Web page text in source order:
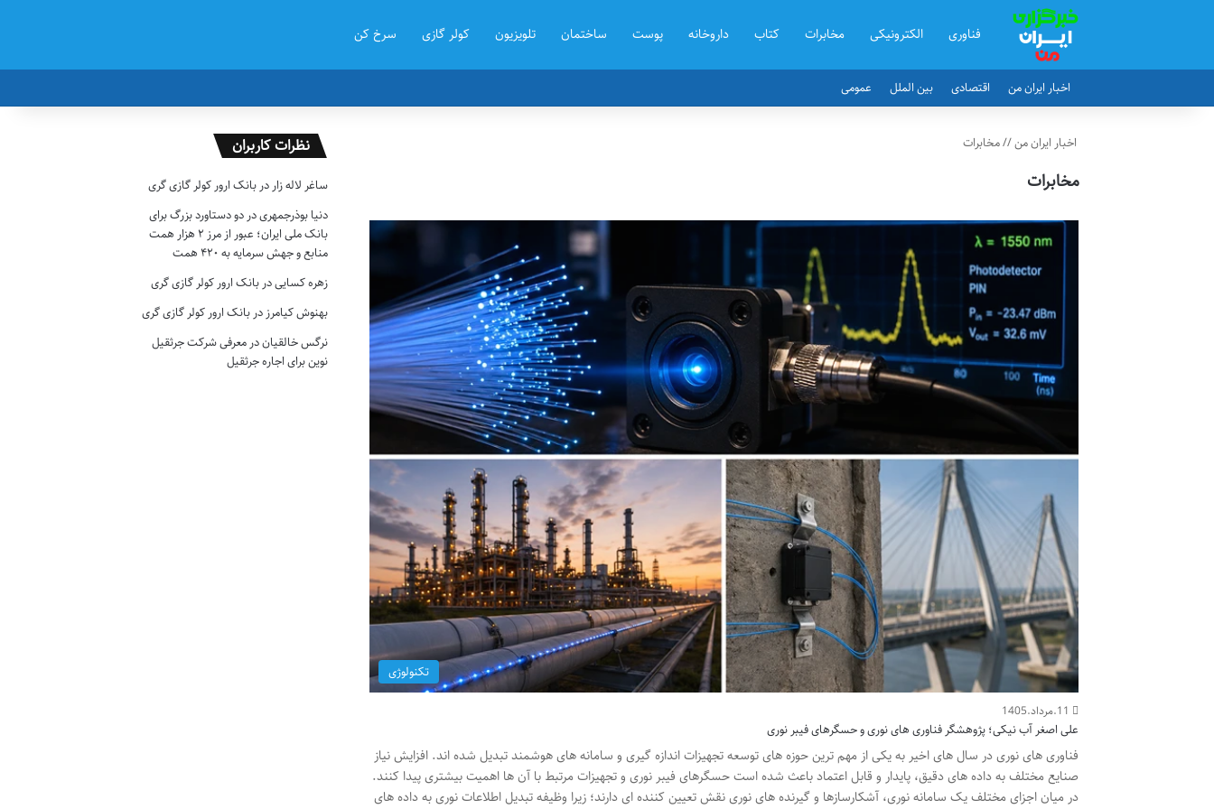
فناوری الکترونیکی مخابرات کتاب داروخانه پوست ساختمان تلویزیون کولر گازی سرخ کن
اخبار ایران من اقتصادی بین الملل عمومی
اخبار ایران من//مخابرات
مخابرات
تکنولوژی
11.مرداد.1405
علی اصغر آب نیکی؛ پژوهشگر فناوری های نوری و حسگرهای فیبر نوری
فناوری های نوری در سال های اخیر به یکی از مهم ترین حوزه های توسعه تجهیزات اندازه گیری و سامانه های هوشمند تبدیل شده اند. افزایش نیاز
صنایع مختلف به داده های دقیق، پایدار و قابل اعتماد باعث شده است حسگرهای فیبر نوری و تجهیزات مرتبط با آن ها اهمیت بیشتری پیدا کنند.
در میان اجزای مختلف یک سامانه نوری، آشکارسازها و گیرنده های نوری نقش تعیین کننده ای دارند؛ زیرا وظیفه تبدیل اطلاعات نوری به داده های
نظرات کاربران
ساغر لاله زار در بانک ارور کولر گازی گری
دنیا بوذرجمهریدر دو دستاورد بزرگ برای
بانک ملی ایران؛ عبور از مرز ۲ هزار همت
منابع و جهش سرمایه به ۴۲۰ همت
زهره کساییدر بانک ارور کولر گازی گری
بهنوش کیامرز در بانک ارور کولر گازی گری
نرگس خالقیاندر معرفی شرکت جرثقیل
نوین برای اجاره جرثقیل